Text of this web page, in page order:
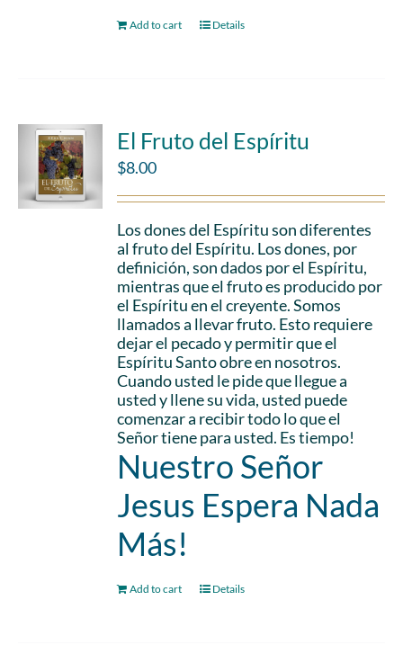
Add to cart Details
El Fruto del Espíritu
$8.00
Los dones del Espíritu son diferentes
al fruto del Espíritu. Los dones, por
definición, son dados por el Espíritu,
mientras que el fruto es producido por
el Espíritu en el creyente. Somos
llamados a llevar fruto. Esto requiere
dejar el pecado y permitir que el
Espíritu Santo obre en nosotros.
Cuando usted le pide que llegue a
usted y llene su vida, usted puede
comenzar a recibir todo lo que el
Señor tiene para usted. Es tiempo!
Nuestro Señor
Jesus Espera Nada
Más!
Add to cart Details